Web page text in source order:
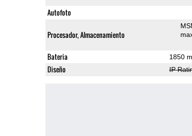
Autofoto
Procesador, Almacenamiento
Bateria 1850
Diseño IP